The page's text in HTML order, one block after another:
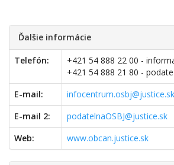
Ďalšie informácie
Telefón:
+421 54 888 22 00 -
+421 54 888 21 80 -
E-mail:
infocentrum.osbj@justice.sk
E-mail 2:
podatelnaOSBJ@justice.sk
Web:
www.obcan.justice.sk